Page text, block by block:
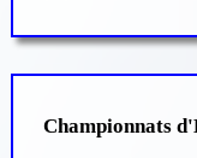
Championnats